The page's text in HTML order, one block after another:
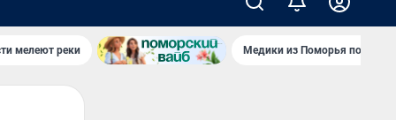
мелеют реки Медики из Поморья поехали